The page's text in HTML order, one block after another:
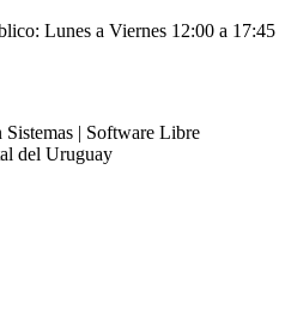
Lunes a Viernes 12:00 a 17:45
| Software Libre
del Uruguay